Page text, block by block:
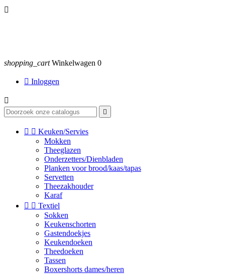

shopping_cart Winkelwagen 0
 Inloggen


  Keuken/Servies
Mokken
Theeglazen
Onderzetters/Dienbladen
Planken voor brood/kaas/tapas
Servetten
Theezakhouder
Karaf
  Textiel
Sokken
Keukenschorten
Gastendoekjes
Keukendoeken
Theedoeken
Tassen
Boxershorts dames/heren